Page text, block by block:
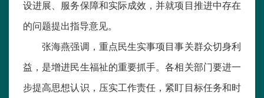
设进展、服务保障和实际成效，并就项目推进中存在
的问题提出指导意见。
张海燕强调，重点民生实事项目事关群众切身利
益，是增进民生福祉的重要抓手。各相关部门要进一
步提高思想认识，压实工作责任，紧盯目标任务和时